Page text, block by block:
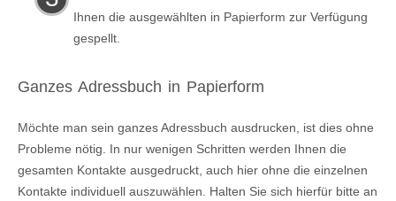
Ihnen die ausgewählten in Papierform zur Verfügung
gespellt.
Ganzes Adressbuch in Papierform
Möchte man sein ganzes Adressbuch ausdrucken, ist dies ohne
Probleme nötig. In nur wenigen Schritten werden Ihnen die
gesamten Kontakte ausgedruckt, auch hier ohne die einzelnen
Kontakte individuell auszuwählen. Halten Sie sich hierfür bitte an